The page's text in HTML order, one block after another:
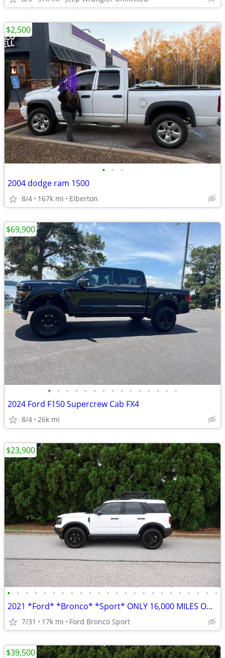
• • •
2004 dodge ram 1500
8/4 167k mi Elberton
$2,500
• • • • • • • • • • • • • • •
2024 Ford F150 Supercrew Cab FX4
8/4 26k mi
$69,900
• • • • • • • • • • • • • • • • • • • • • • • •
2021 *Ford* *Bronco* *Sport* ONLY 16,000 MILES OVER $6,000 IN UPGRADES
7/31 17k mi Ford Bronco Sport
$23,900
$39,500